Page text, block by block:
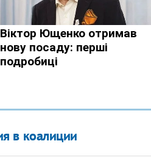
в коалиции